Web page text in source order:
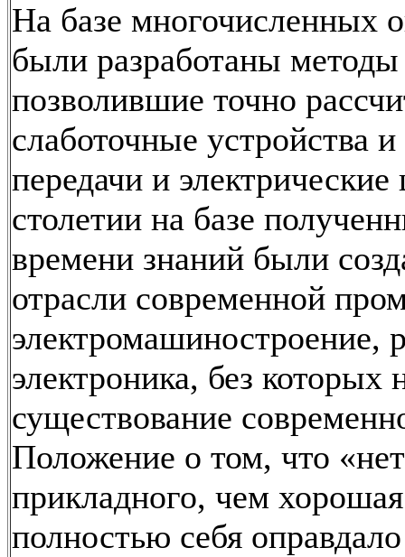
На базе многочисленных
были разработаны методы
позволившие точно
слаботочные устройства
передачи и
столетии на базе
времени знаний были
отрасли современной
электромашиностроение,
электроника, без
существование
Положение о том, что
прикладного, чем
полностью себя